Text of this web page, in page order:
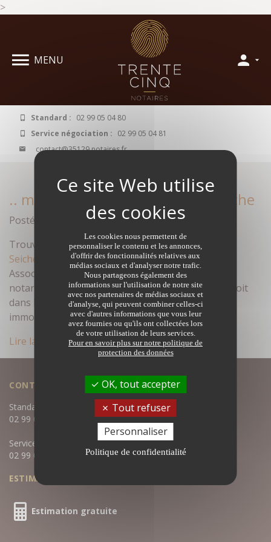
>
MENU
Standard : 02 99 05 04 80
Service négociation : 02 99 05 04 81
contact@35129.notaires.fr
.. maison à acheter à Vern sur Seiche
Posté le octobre 15, 2016 par Anonyme dans
Trouvez la meilleuremaison à acheter à Vern sur
Seiche
grâce à l’accompagnement des Notaires
Associés de Bruz, votre adresse immobilière et
notariale de référence ! Un achat immobilier qu’il soit
dans le neuf ou l’ancien, représente un projet
immobilier délicat…
Lire la suite
CONTACTEZ-NOUS
Standard :
02 99 05 04 80
Service négociation :
02 99 05 04 81
ESTIMATION GRATUITE
Estimation gratuite
Panneau de gestion des cookies
Les cookies nous permettent de
personnaliser le contenu et les annonces,
d'offrir des fonctionnalités relatives aux
médias sociaux et d'analyser notre trafic.
Nous partageons également des
informations sur l'utilisation de notre site
avec nos partenaires de médias sociaux et
d'analyse, qui peuvent combiner celles-ci
avec d'autres informations que vous leur
avez fournies ou qu'ils ont collectées lors
de votre utilisation de leurs services.
Pour en savoir plus sur notre politique de
protection des données
OK, tout accepter
Tout refuser
Personnaliser
Politique de confidentialité